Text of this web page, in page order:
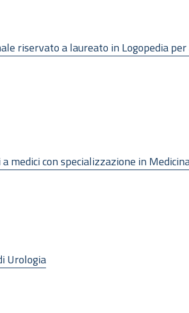
riservato a laureato in Logopedia
con specializzazione in
Urologia